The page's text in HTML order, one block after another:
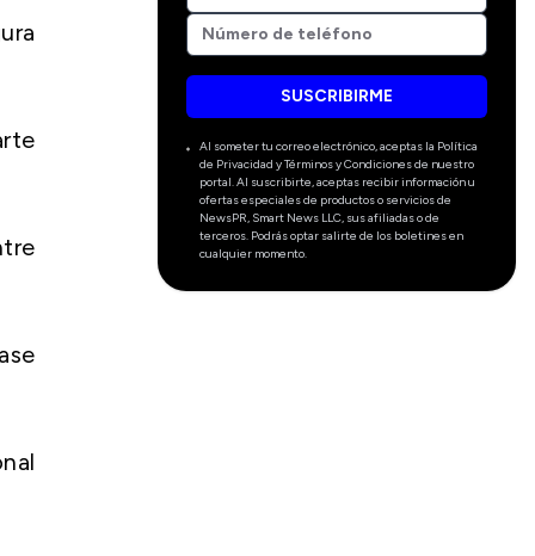
SUSCRIBIRME
Al someter tu correo electrónico, aceptas la Política
de Privacidad y Términos y Condiciones de nuestro
portal. Al suscribirte, aceptas recibir información u
ofertas especiales de productos o servicios de
NewsPR, Smart News LLC, sus afiliadas o de
terceros. Podrás optar salirte de los boletines en
cualquier momento.